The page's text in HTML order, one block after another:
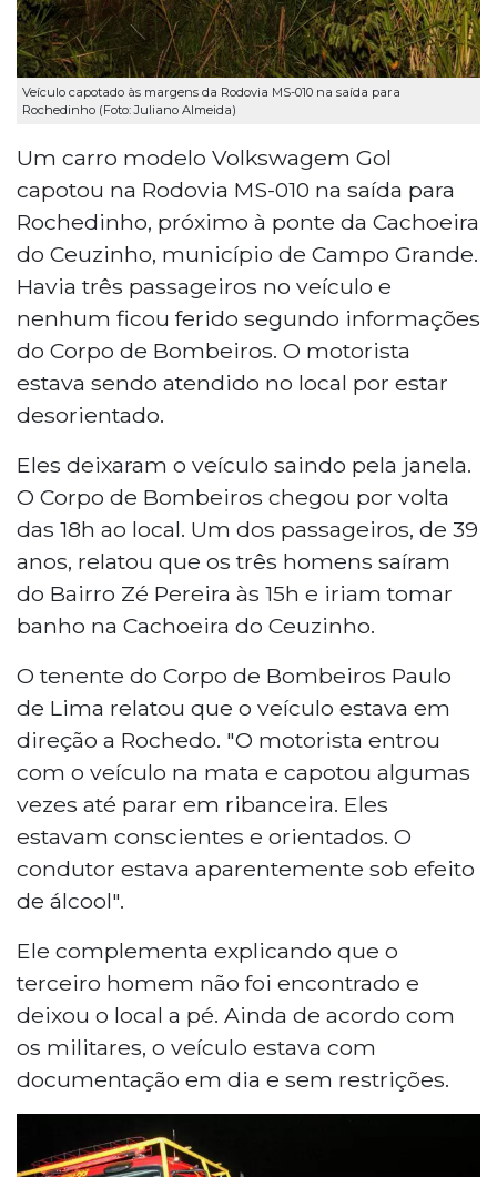
Veículo capotado às margens da Rodovia MS-010 na saída para
Rochedinho (Foto: Juliano Almeida)
Um carro modelo Volkswagem Gol
capotou na Rodovia MS-010 na saída para
Rochedinho, próximo à ponte da Cachoeira
do Ceuzinho, município de Campo Grande.
Havia três passageiros no veículo e
nenhum ficou ferido segundo informações
do Corpo de Bombeiros. O motorista
estava sendo atendido no local por estar
desorientado.
Eles deixaram o veículo saindo pela janela.
O Corpo de Bombeiros chegou por volta
das 18h ao local. Um dos passageiros, de 39
anos, relatou que os três homens saíram
do Bairro Zé Pereira às 15h e iriam tomar
banho na Cachoeira do Ceuzinho.
O tenente do Corpo de Bombeiros Paulo
de Lima relatou que o veículo estava em
direção a Rochedo. "O motorista entrou
com o veículo na mata e capotou algumas
vezes até parar em ribanceira. Eles
estavam conscientes e orientados. O
condutor estava aparentemente sob efeito
de álcool".
Ele complementa explicando que o
terceiro homem não foi encontrado e
deixou o local a pé. Ainda de acordo com
os militares, o veículo estava com
documentação em dia e sem restrições.